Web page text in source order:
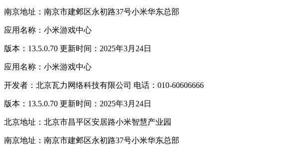
南京地址：南京市建邺区永初路37号小米华东总部
应用名称：小米游戏中心
版本：13.5.0.70 更新时间：2025年3月24日
应用名称：小米游戏中心
开发者：北京瓦力网络科技有限公司 电话：010-60606666
版本：13.5.0.70 更新时间：2025年3月24日
北京地址：北京市昌平区安居路小米智慧产业园
南京地址：南京市建邺区永初路37号小米华东总部